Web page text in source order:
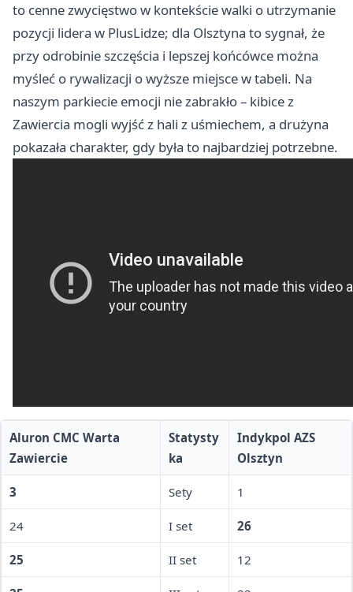
to cenne zwycięstwo w kontekście walki o utrzymanie
pozycji lidera w PlusLidze; dla Olsztyna to sygnał, że
przy odrobinie szczęścia i lepszej końcówce można
myśleć o rywalizacji o wyższe miejsce w tabeli. Na
naszym parkiecie emocji nie zabrakło – kibice z
Zawiercia mogli wyjść z hali z uśmiechem, a drużyna
pokazała charakter, gdy była to najbardziej potrzebne.
Aluron CMC Warta
Zawiercie
Statysty
ka
Indykpol AZS
Olsztyn
3 Sety 1
24 I set 26
25 II set 12